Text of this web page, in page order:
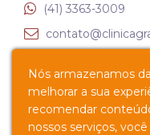
(41) 3363-3009
Av. Senador Souza
Nós armazenamos
melhorar a sua
recomendar
nossos serviços,